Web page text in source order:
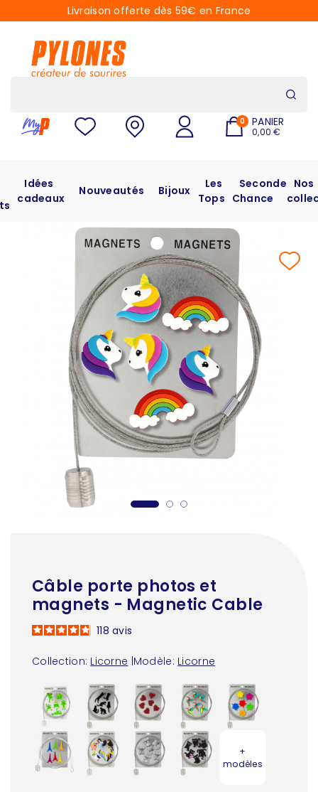
Livraison offerte dès 59€ en France
0 PANIER
0,00 €
Idées
cadeaux
Nouveautés Bijoux
Les
Tops
Seconde
Chance
Nos
Câble porte photos et
magnets - Magnetic Cable
Collection: Licorne Modèle: Licorne
118avis
+
modèles